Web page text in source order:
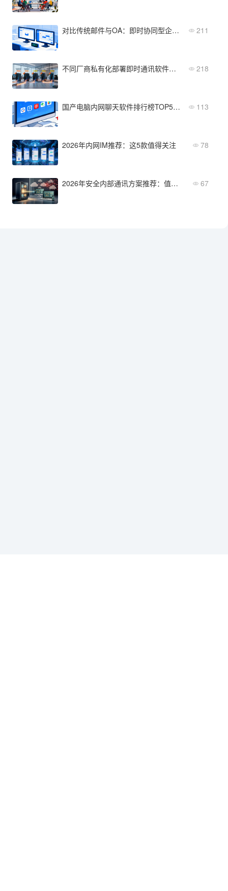
对比传统邮件与OA：即时协同型企业IM软件的优势 211
不同厂商私有化部署即时通讯软件多少钱？5家主流报价对比 218
国产电脑内网聊天软件排行榜TOP5（2026年最新推荐） 113
2026年内网IM推荐：这5款值得关注 78
2026年安全内部通讯方案推荐：值得关注的企业级选择 67